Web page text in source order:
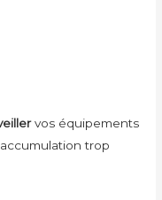
vos équipements
trop